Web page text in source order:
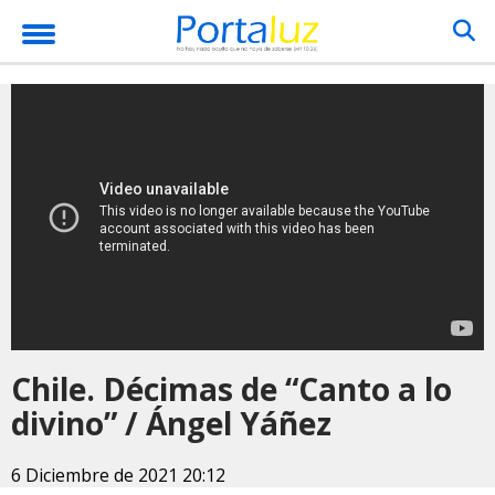
Chile. Décimas de “Canto a lo
divino” / Ángel Yáñez
6 Diciembre de 2021 20:12